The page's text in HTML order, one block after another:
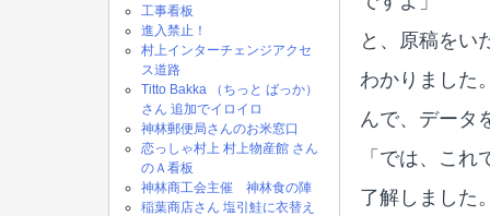
工事看板
進入禁止！
村上インターチェンジアクセ
ス道路
Titto Bakka （ちっと ばっか）
さん 追加でイロイロ
神林郵便局さんのお米窓口
恋っしゃ村上 村上物産館 さん
のＡ看板
神林商工会主催 神林食の陣
稲葉商店さん 塩引鮭に衣替え
と、原稿をい
わかりました
んで、データ
「では、こ
了解しました